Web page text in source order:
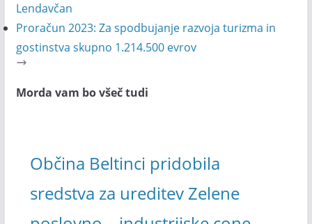
Lendavčan
Proračun 2023: Za spodbujanje razvoja turizma in
gostinstva skupno 1.214.500 evrov
Morda vam bo všeč tudi
Občina Beltinci pridobila
sredstva za ureditev Zelene